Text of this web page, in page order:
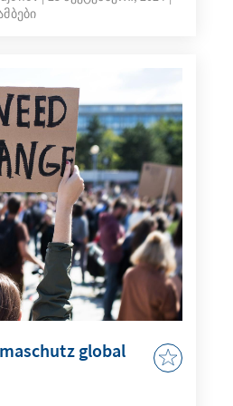
umgehend
die im
bedeutende
erlebt haben.
nach Zentralasien
besuchte
Begleitung einer
Usbekistan. Nach
mit dem usbekischen
folgte die
Kasachstan. In
an
ein
global